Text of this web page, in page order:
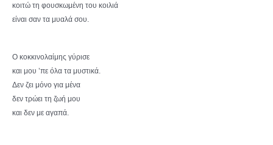
κοιτώ τη φουσκωμένη του κοιλιά
είναι σαν τα μυαλά σου.
Ο κοκκινολαίμης γύρισε
και μου ’πε όλα τα μυστικά.
Δεν ζει μόνο για μένα
δεν τρώει τη ζωή μου
και δεν με αγαπά.